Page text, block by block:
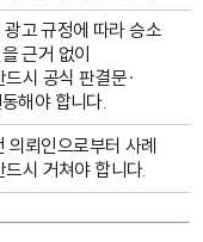
고 규정에 따라 승소
근거 없이
시 공식 판결문·
해야 합니다.
의뢰인으로부터 사례
시 거쳐야 합니다.